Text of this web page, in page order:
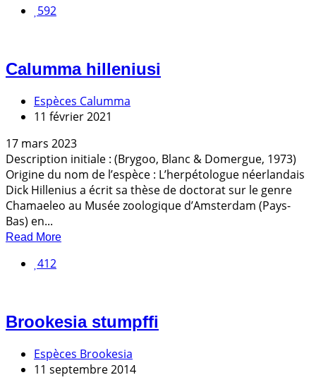
592
Calumma hilleniusi
Espèces Calumma
11 février 2021
17 mars 2023
Description initiale : (Brygoo, Blanc & Domergue, 1973)
Origine du nom de l’espèce : L’herpétologue néerlandais
Dick Hillenius a écrit sa thèse de doctorat sur le genre
Chamaeleo au Musée zoologique d’Amsterdam (Pays-
Bas) en...
Read More
412
Brookesia stumpffi
Espèces Brookesia
11 septembre 2014